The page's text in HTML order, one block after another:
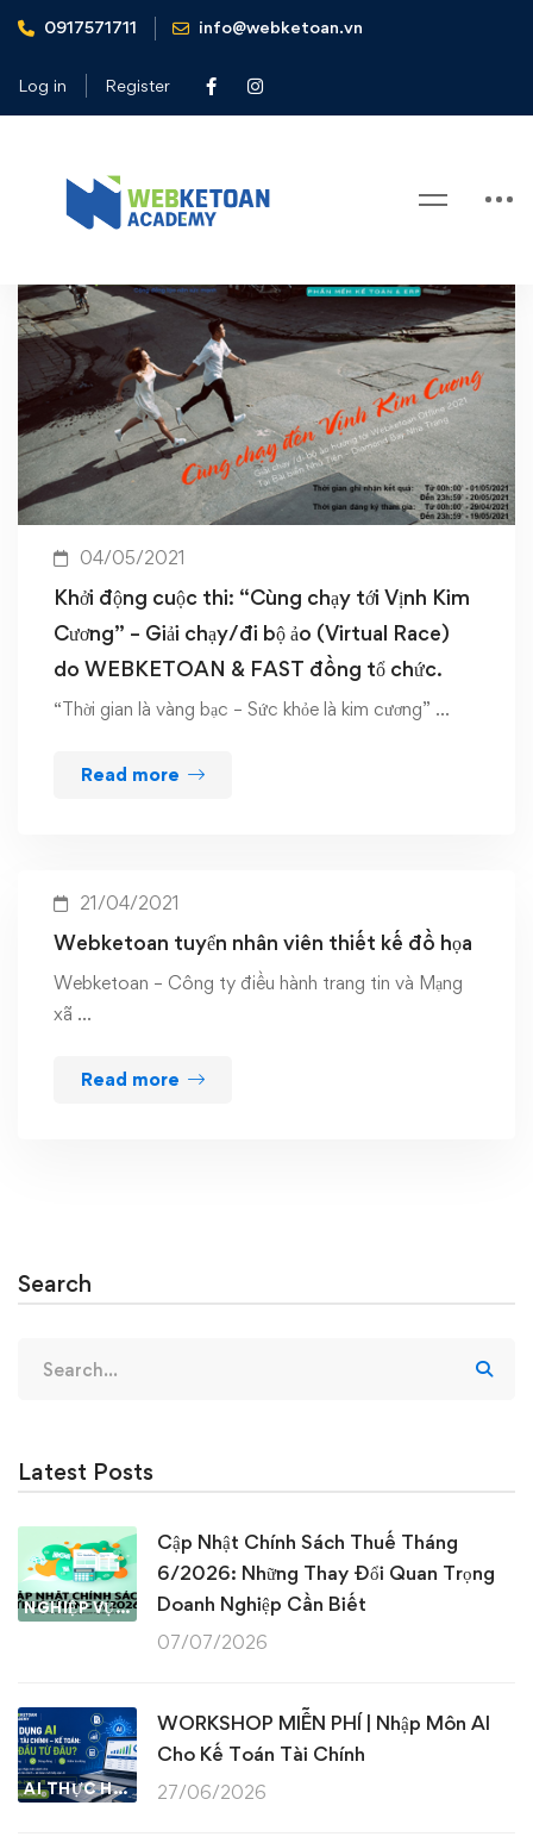
0917571711 info@webketoan.vn
Log in Register
Home webketoan
Tag: webketoan
04/05/2021
Khởi động cuộc thi: “Cùng chạy tới Vịnh Kim
Cương” – Giải chạy/đi bộ ảo (Virtual Race)
do WEBKETOAN & FAST đồng tổ chức.
“Thời gian là vàng bạc – Sức khỏe là kim cương” …
Read more
21/04/2021
Webketoan tuyển nhân viên thiết kế đồ họa
Webketoan – Công ty điều hành trang tin và Mạng
xã …
Read more
Search
for:
Latest Posts
NGHIỆP VỤ KẾ TOÁN & THUẾ
Cập Nhật Chính Sách Thuế Tháng
6/2026: Những Thay Đổi Quan Trọng
Doanh Nghiệp Cần Biết
07/07/2026
AI THỰC HÀNH
WORKSHOP MIỄN PHÍ | Nhập Môn AI
Cho Kế Toán Tài Chính
27/06/2026